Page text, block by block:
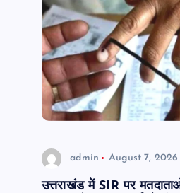
admin August 7, 2026
उत्तराखंड में SIR पर